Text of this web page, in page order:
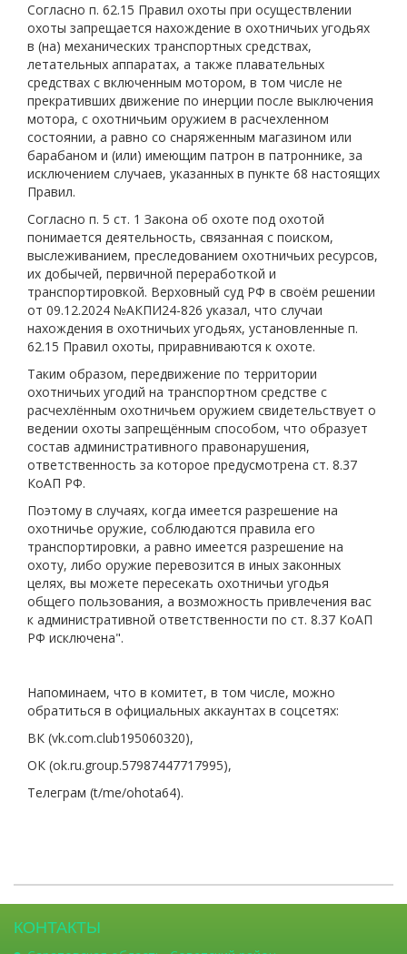
Согласно п. 62.15 Правил охоты при осуществлении
охоты запрещается нахождение в охотничьих угодьях
в (на) механических транспортных средствах,
летательных аппаратах, а также плавательных
средствах с включенным мотором, в том числе не
прекративших движение по инерции после выключения
мотора, с охотничьим оружием в расчехленном
состоянии, а равно со снаряженным магазином или
барабаном и (или) имеющим патрон в патроннике, за
исключением случаев, указанных в пункте 68 настоящих
Правил.
Согласно п. 5 ст. 1 Закона об охоте под охотой
понимается деятельность, связанная с поиском,
выслеживанием, преследованием охотничьих ресурсов,
их добычей, первичной переработкой и
транспортировкой. Верховный суд РФ в своём решении
от 09.12.2024 №АКПИ24-826 указал, что случаи
нахождения в охотничьих угодьях, установленные п.
62.15 Правил охоты, приравниваются к охоте.
Таким образом, передвижение по территории
охотничьих угодий на транспортном средстве с
расчехлённым охотничьем оружием свидетельствует о
ведении охоты запрещённым способом, что образует
состав административного правонарушения,
ответственность за которое предусмотрена ст. 8.37
КоАП РФ.
Поэтому в случаях, когда имеется разрешение на
охотничье оружие, соблюдаются правила его
транспортировки, а равно имеется разрешение на
охоту, либо оружие перевозится в иных законных
целях, вы можете пересекать охотничьи угодья
общего пользования, а возможность привлечения вас
к административной ответственности по ст. 8.37 КоАП
РФ исключена".
Напоминаем, что в комитет, в том числе, можно
обратиться в официальных аккаунтах в соцсетях:
ВК (vk.com.club195060320),
ОК (ok.ru.group.57987447717995),
Телеграм (t/me/ohota64).
КОНТАКТЫ